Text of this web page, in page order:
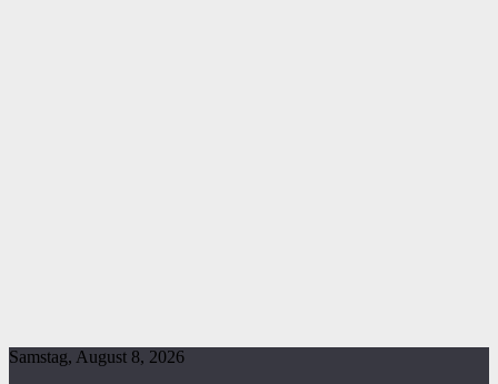
Samstag, August 8, 2026